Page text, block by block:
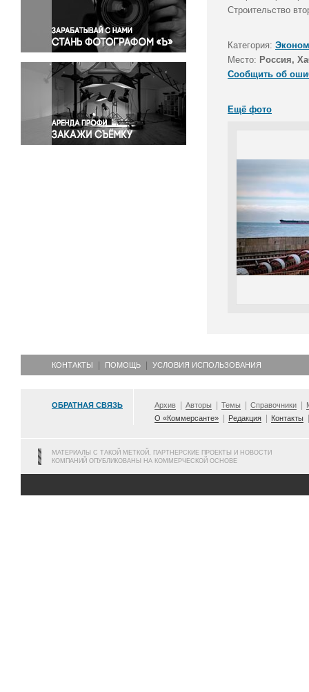
Правосудие
Происшествия и конфликты
Религия
Светская жизнь
Спорт
Экология
Экономика и бизнес
Строительство
Категория:
Место: Россия,
Сообщить об
Ещё фото
КОНТАКТЫ ПОМОЩЬ УСЛОВИЯ ИСПОЛЬЗОВАНИЯ
ОБРАТНАЯ СВЯЗЬ Архив Авторы Темы Справочники
О «Коммерсанте»
Редакция Контакты
МАТЕРИАЛЫ С ТАКОЙ МЕТКОЙ, ПАРТНЕРСКИЕ ПРОЕКТЫ И НОВОСТИ
КОМПАНИЙ ОПУБЛИКОВАНЫ НА КОММЕРЧЕСКОЙ ОСНОВЕ